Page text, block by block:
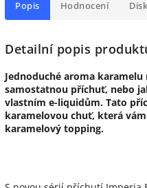
Popis Hodnocení
Detailní popis
Jednoduché aroma
samostatnou příchuť, nebo
vlastním e-liquidům. Tato
karamelovou chuť, která
karamelový topping.